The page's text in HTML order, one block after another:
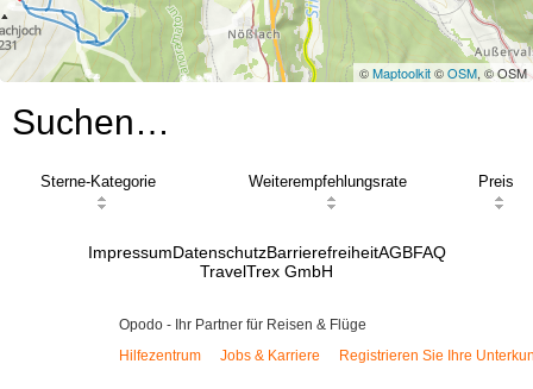
©Maptoolkit©OSM, © OSM
Suchen…
Sterne-Kategorie Weiterempfehlungsrate Preis
ImpressumDatenschutzBarrierefreiheitAGBFAQ
TravelTrex GmbH